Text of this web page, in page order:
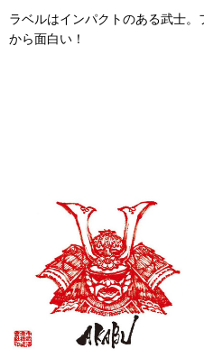
ラベルはインパクトのある武士
から面白い！